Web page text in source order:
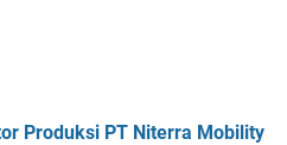
Produksi PT Niterra Mobility